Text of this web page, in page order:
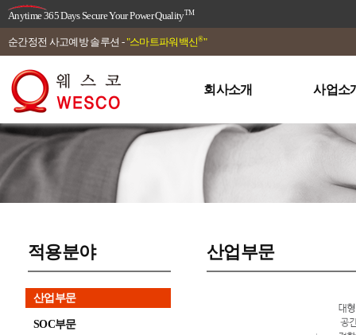
Anytime 365 Days Secure Your Power QualityTM
순간정전 사고예방 솔루션 - "스마트파워백신®"
회사소개 사업소
적용분야
산업부문
SOC부문
산업부문